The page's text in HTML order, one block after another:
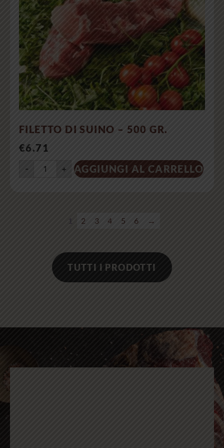
FILETTO DI SUINO – 500 GR.
€6.71
- + AGGIUNGI AL CARRELLO
1 2 3 4 5 6 →
TUTTI I PRODOTTI